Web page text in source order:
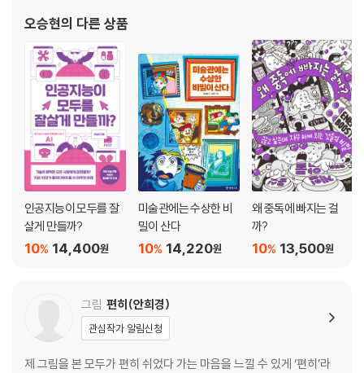
4장 선을 넘는 사람들
국경을 넘나든 역사
난민이 떠나는 이유
경제적 이주민
국경선이 담지 못한 사람들
국적이 없는 사람들, 무국적자
*부록 기후 난민도 난민일까? / 위험한 난민, 안전한 난민
5장 국경선을 넘어서
국경을 넘어선 활동: 선을 지우는 사람들
*부록 외부로 닫힌 세계는 내부로도 닫혀요 / 국경을 막으면 벌어지는 일
주인은 나』는 중학교
오승현의 다른 상품
인공지능이 모두를 잘
살게 만들까?
14,400원
10%
미술관에는 수상한 비
밀이 산다
14,220원
10%
왜 중독에 빠지는 걸
까?
13,500원
10%
그림 편히(안희경)
관심작가 알림신청
제 그림을 본 모두가 편히 쉬었다 가는 마음을 느낄 수 있게 ‘편히’라